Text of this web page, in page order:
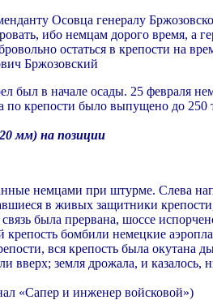
Осовца генералу
ибо немцам дорого время, а
остаться в крепости на
Бржозовский
был в начале осады. 25 февраля
по крепости было выпущено до
мм) на позиции
немцами при штурме. Слева
в живых защитники
была прервана, шоссе
крепость бомбили немецкие
вся крепость была окутана
вверх; земля дрожала, и
«Сапер и инженер войсковой»)